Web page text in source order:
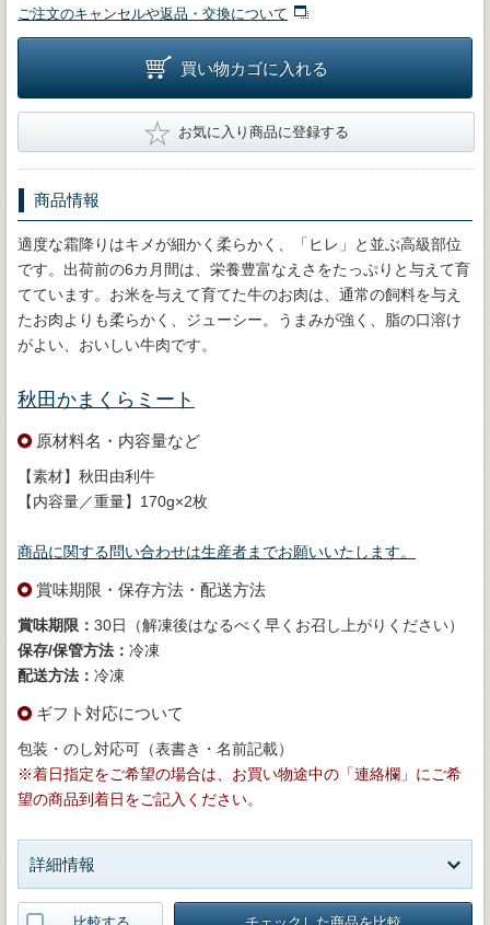
ご注文のキャンセルや返品・交換について
買い物カゴに入れる
★ お気に入り商品に登録する
商品情報
適度な霜降りはキメが細かく柔らかく、「ヒレ」と並ぶ高級部位
です。出荷前の6カ月間は、栄養豊富なえさをたっぷりと与えて育
てています。お米を与えて育てた牛のお肉は、通常の飼料を与え
たお肉よりも柔らかく、ジューシー。うまみが強く、脂の口溶け
がよい、おいしい牛肉です。
秋田かまくらミート
原材料名・内容量など
【素材】秋田由利牛
【内容量／重量】170g×2枚
商品に関する問い合わせは生産者までお願いいたします。
賞味期限・保存方法・配送方法
賞味期限： 30日（解凍後はなるべく早くお召し上がりください）
保存/保管方法： 冷凍
配送方法： 冷凍
ギフト対応について
包装・のし対応可（表書き・名前記載）
※着日指定をご希望の場合は、お買い物途中の「連絡欄」にご希
望の商品到着日をご記入ください。
詳細情報
比較する チェックした商品を比較